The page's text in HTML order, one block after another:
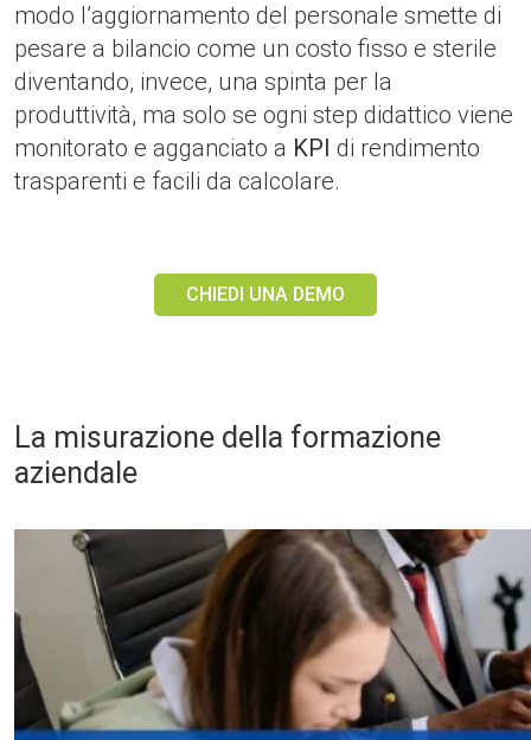
modo l’aggiornamento del personale smette di
pesare a bilancio come un costo fisso e sterile
diventando, invece, una spinta per la
produttività, ma solo se ogni step didattico viene
monitorato e agganciato a KPI di rendimento
trasparenti e facili da calcolare.
CHIEDI UNA DEMO
La misurazione della formazione
aziendale